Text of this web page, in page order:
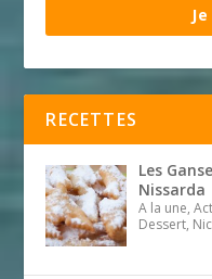
RECETTES
Les
Nissarda
A la une,
Dessert,